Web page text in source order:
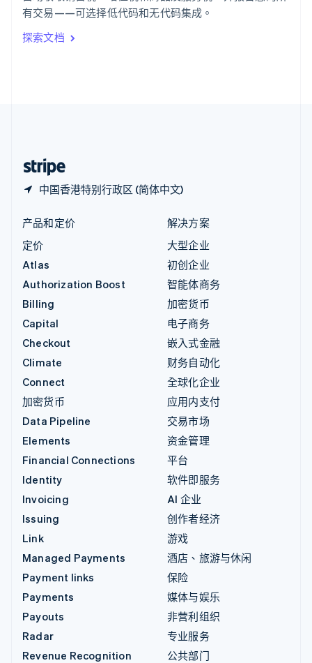
有交易——可选择低代码和无代码集成。
探索文档
中国香港特别行政区 (简体中文)
ItalianoEnglish
印度
English
产品和定价
定价
Atlas
Authorization Boost
Billing
Capital
Checkout
Climate
Connect
加密货币
Data Pipeline
Elements
Financial Connections
Identity
Invoicing
Issuing
Link
Managed Payments
Payment links
Payments
Payouts
Radar
Revenue Recognition
解决方案
大型企业
初创企业
智能体商务
加密货币
电子商务
嵌入式金融
财务自动化
全球化企业
应用内支付
交易市场
资金管理
平台
软件即服务
AI 企业
创作者经济
游戏
酒店、旅游与休闲
保险
媒体与娱乐
非营利组织
专业服务
公共部门